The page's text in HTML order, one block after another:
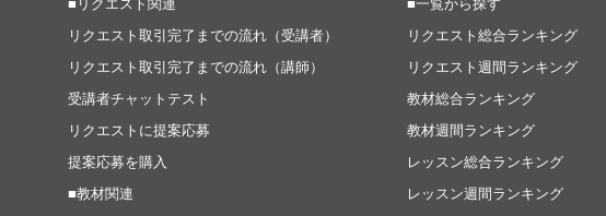
■リクエスト関連
リクエスト取引完了までの流れ（受講者）
リクエスト取引完了までの流れ（講師）
受講者チャットテスト
リクエストに提案応募
提案応募を購入
■教材関連
■一覧から探す
リクエスト総合ランキング
リクエスト週間ランキング
教材総合ランキング
教材週間ランキング
レッスン総合ランキング
レッスン週間ランキング